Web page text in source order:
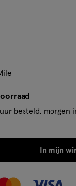
besteld, morgen
In mijn